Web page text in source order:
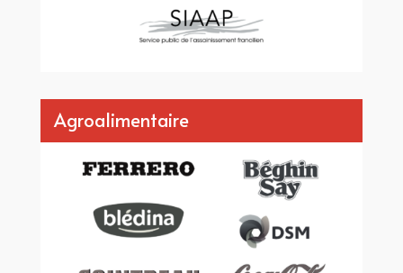
Agroalimentaire